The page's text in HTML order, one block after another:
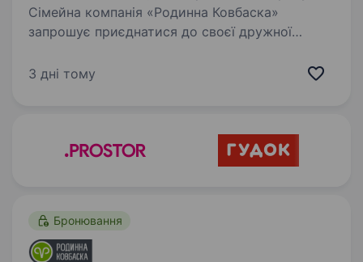
Сімейна компанія «Родинна Ковбаска»
запрошує приєднатися до своєї дружної
проспект Святого Івана Павла, 4-Б, ринок
3 дні тому
Бронювання